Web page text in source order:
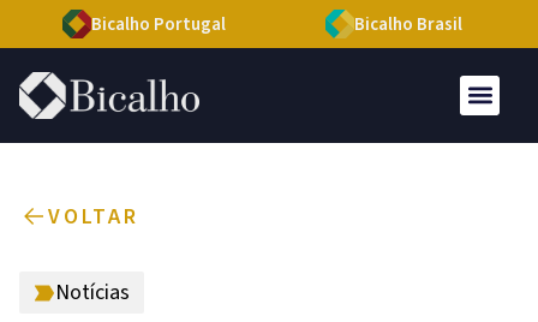
Bicalho Portugal Bicalho Brasil
VOLTAR
Notícias